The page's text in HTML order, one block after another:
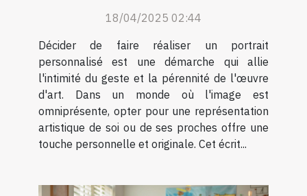
portraits personnalisés
18/04/2025 02:44
Décider de faire réaliser un portrait
personnalisé est une démarche qui allie
l'intimité du geste et la pérennité de l'œuvre
d'art. Dans un monde où l'image est
omniprésente, opter pour une représentation
artistique de soi ou de ses proches offre une
touche personnelle et originale. Cet écrit...